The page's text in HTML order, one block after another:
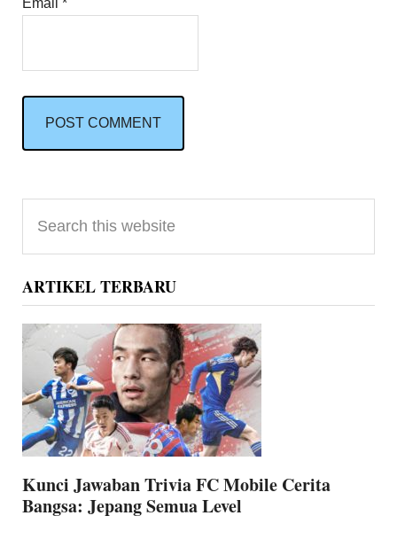
Primary
Sidebar
this
website
ARTIKEL TERBARU
Kunci Jawaban Trivia FC Mobile Cerita
Bangsa: Jepang Semua Level